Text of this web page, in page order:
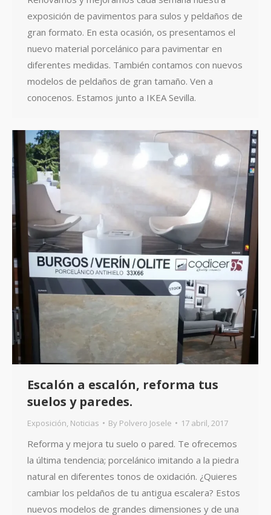
exposición de pavimentos para sulos y peldaños de
gran formato. En esta ocasión, os presentamos el
nuevo material porcelánico para pavimentar en
diferentes medidas. También contamos con nuevos
modelos de peldaños de gran tamaño. Ven a
conocenos. Estamos junto a IKEA Sevilla.
Escalón a escalón, reforma tus
suelos y paredes.
Exposición, Noticias By Polvero Josele 17 abril, 2017
Reforma y mejora tu suelo o pared. Te ofrecemos
la última tendencia; porcelánico imitando a la piedra
natural en diferentes tonos de oxidación. ¿Quieres
cambiar los peldaños de tu antigua escalera? Estos
nuevos modelos de grandes dimensiones y de una